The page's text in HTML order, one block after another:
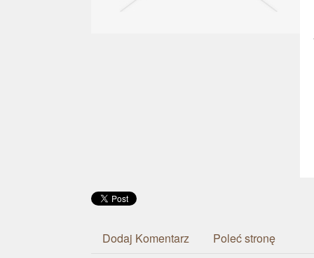
Dodaj Komentarz Poleć stronę